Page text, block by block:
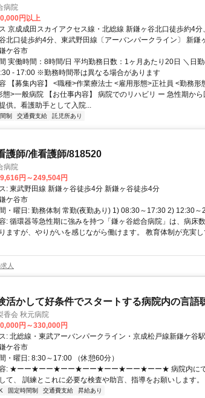
病院
円以上
京成成田スカイアクセス線・北総線 新鎌ヶ谷北口徒歩約4分
北口徒歩約4分、東武野田線〔アーバンパークライン〕 新鎌
5分 新鎌ヶ谷駅（東武野田線）
ケ谷市
実働時間：8時間/日 平均勤務日数：1ヶ月あたり20日 ＼日勤
- 17:00 ※勤務時間帯は異なる場合があります
【募集内容】 <職種>作業療法士 <雇用形態>正社員 <勤務形
態>一般病院 【お仕事内容】 病院でのリハビリ ー 急性期か
供。看護助手として入院...
制 交通費支給 託児所あり
護師/准看護師/818520
病院
円～249,504円
アクセス: 東武野田線 新鎌ヶ谷徒歩4分 新鎌ヶ谷徒歩4分
ケ谷市
・曜日: 勤務体制 常勤(夜勤あり) 1) 08:30～17:30 2) 12:30
: 循環器等急性期に強みを持つ「鎌ヶ谷総合病院」は、病床
ますが、やりがいを感じながら働けます。 教育体制が充実
人
活かして好条件でスタートする病院内の言
香会 秋元病院
円～330,000円
ケ谷市
・曜日: 8:30～17:00 （休憩60分）
: ★ーー★ーー★ーー★ーー★ーー★ーー★ーー★ 病院内にて
て、 訓練とこれに必要な検査や助言、指導をお願いします
固定時間制 交通費支給 昇給あり